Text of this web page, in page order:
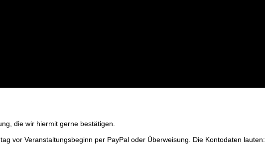
die wir hiermit gerne bestätigen.
vor Veranstaltungsbeginn per PayPal oder Überweisung. Die Kontodaten lauten: